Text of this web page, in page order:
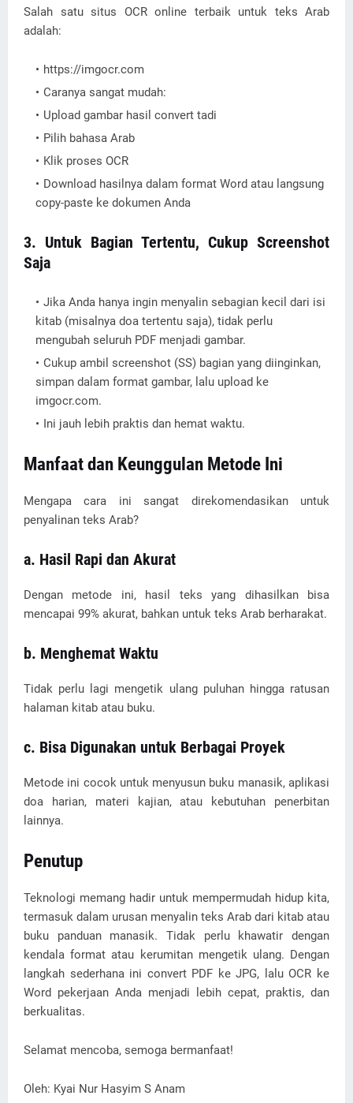
Salah satu situs OCR online terbaik untuk teks Arab
adalah:
https://imgocr.com
Caranya sangat mudah:
Upload gambar hasil convert tadi
Pilih bahasa Arab
Klik proses OCR
Download hasilnya dalam format Word atau langsung
copy-paste ke dokumen Anda
3. Untuk Bagian Tertentu, Cukup Screenshot
Saja
Jika Anda hanya ingin menyalin sebagian kecil dari isi
kitab (misalnya doa tertentu saja), tidak perlu
mengubah seluruh PDF menjadi gambar.
Cukup ambil screenshot (SS) bagian yang diinginkan,
simpan dalam format gambar, lalu upload ke
imgocr.com.
Ini jauh lebih praktis dan hemat waktu.
Manfaat dan Keunggulan Metode Ini
Mengapa cara ini sangat direkomendasikan untuk
penyalinan teks Arab?
a. Hasil Rapi dan Akurat
Dengan metode ini, hasil teks yang dihasilkan bisa
mencapai 99% akurat, bahkan untuk teks Arab berharakat.
b. Menghemat Waktu
Tidak perlu lagi mengetik ulang puluhan hingga ratusan
halaman kitab atau buku.
c. Bisa Digunakan untuk Berbagai Proyek
Metode ini cocok untuk menyusun buku manasik, aplikasi
doa harian, materi kajian, atau kebutuhan penerbitan
lainnya.
Penutup
Teknologi memang hadir untuk mempermudah hidup kita,
termasuk dalam urusan menyalin teks Arab dari kitab atau
buku panduan manasik. Tidak perlu khawatir dengan
kendala format atau kerumitan mengetik ulang. Dengan
langkah sederhana ini convert PDF ke JPG, lalu OCR ke
Word pekerjaan Anda menjadi lebih cepat, praktis, dan
berkualitas.
Selamat mencoba, semoga bermanfaat!
Oleh: Kyai Nur Hasyim S Anam